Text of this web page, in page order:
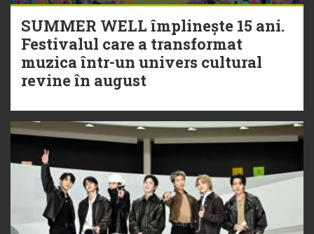
SUMMER WELL împlinește 15 ani.
Festivalul care a transformat
muzica într-un univers cultural
revine în august